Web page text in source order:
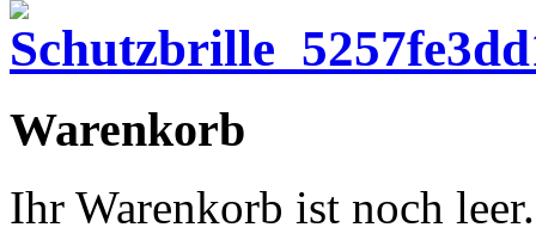
Warenkorb
Ihr Warenkorb ist noch leer.